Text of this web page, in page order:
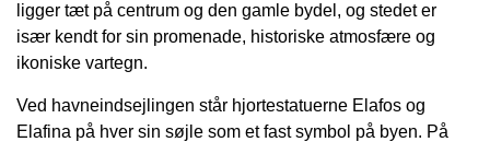
ligger tæt på centrum og den gamle bydel, og stedet er
især kendt for sin promenade, historiske atmosfære og
ikoniske vartegn.
Ved havneindsejlingen står hjortestatuerne Elafos og
Elafina på hver sin søjle som et fast symbol på byen. På